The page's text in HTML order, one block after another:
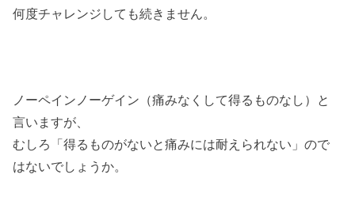
何度チャレンジしても続きません。
ノーペインノーゲイン（痛みなくして得るものなし）と
言いますが、
むしろ「得るものがないと痛みには耐えられない」ので
はないでしょうか。